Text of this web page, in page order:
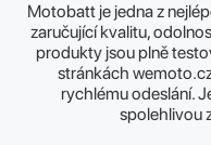
Motobatt je jedna z
zaručující kvalitu,
produkty jsou plně
stránkách
rychlému odeslání.
spolehlivou